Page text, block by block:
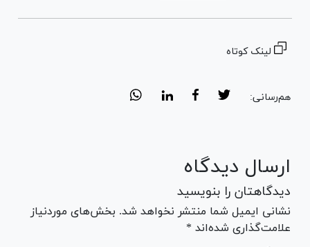
لینک کوتاه
هم‌رسانی:
ارسال دیدگاه
دیدگاهتان را بنویسید
نشانی ایمیل شما منتشر نخواهد شد. بخش‌های موردنیاز
علامت‌گذاری شده‌اند *